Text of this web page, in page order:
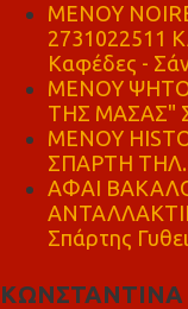
MENOY
2731022511
Καφέδες -
ΜΕΝΟΥ
ΤΗΣ ΜΑΣΑΣ"
ΜΕΝΟΥ
ΣΠΑΡΤΗ ΤΗΛ.
ΑΦΑΙ
Σπάρτης